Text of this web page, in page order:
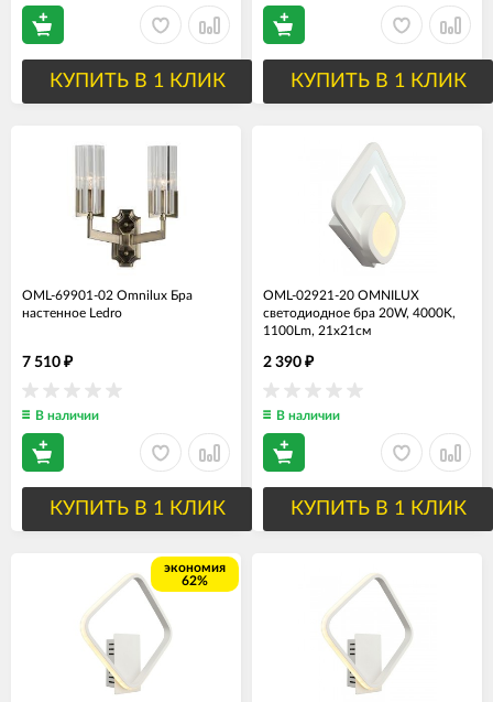
КУПИТЬ В 1 КЛИК КУПИТЬ В 1 КЛИК
OML-69901-02 Omnilux Бра
настенное Ledro
7 510 ₽
В наличии
КУПИТЬ В 1 КЛИК
OML-02921-20 OMNILUX
светодиодное бра 20W, 4000K,
1100Lm, 21х21см
2 390 ₽
В наличии
КУПИТЬ В 1 КЛИК
экономия
62%